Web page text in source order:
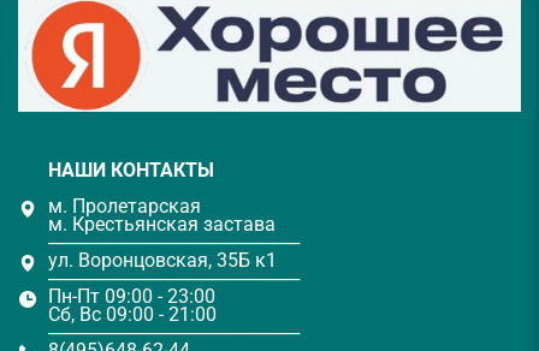
НАШИ КОНТАКТЫ
м. Пролетарская
м. Крестьянская застава
───────────────────
ул. Воронцовская, 35Б к1
───────────────────
Пн-Пт 09:00 - 23:00
Сб, Вс 09:00 - 21:00
───────────────────